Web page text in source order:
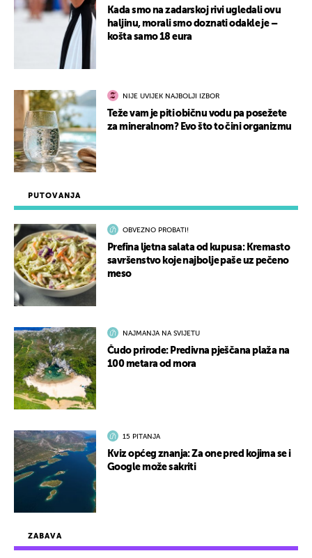
ZABAVA
PUTOVANJA
OBVEZNO PROBATI!
Prefina ljetna salata od kupusa: Kremasto
savršenstvo koje najbolje paše uz pečeno
meso
NAJMANJA NA SVIJETU
Čudo prirode: Predivna pješčana plaža na
100 metara od mora
15 PITANJA
Kviz općeg znanja: Za one pred kojima se i
Google može sakriti
Kada smo na zadarskoj rivi ugledali ovu
haljinu, morali smo doznati odakle je –
košta samo 18 eura
NIJE UVIJEK NAJBOLJI IZBOR
Teže vam je piti običnu vodu pa posežete
za mineralnom? Evo što to čini organizmu